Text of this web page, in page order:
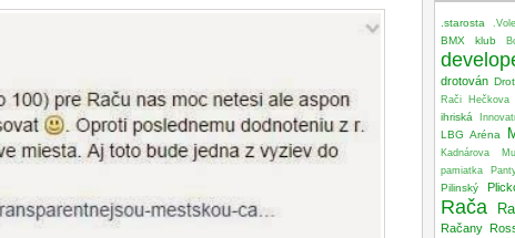
.starosta
BMX klub
drotován
Rači
Hečkova
ihriská
LBG Aréna
Kadnárova
pamiatka
Pilinský
Rača
Račany